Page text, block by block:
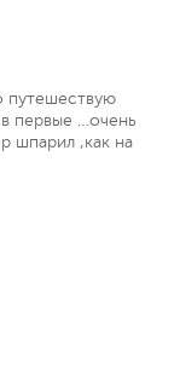
путешествую
первые …очень
шпарил ,как на